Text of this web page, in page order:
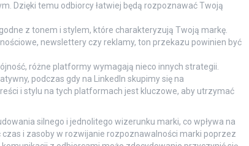
Dzięki temu odbiorcy łatwiej będą rozpoznawać Twoją
z tonem i stylem, które charakteryzują Twoją markę.
newslettery czy reklamy, ton przekazu powinien być
różne platformy wymagają nieco innych strategii.
podczas gdy na LinkedIn skupimy się na
i stylu na tych platformach jest kluczowe, aby utrzymać
silnego i jednolitego wizerunku marki, co wpływa na
i zasoby w rozwijanie rozpoznawalności marki poprzez